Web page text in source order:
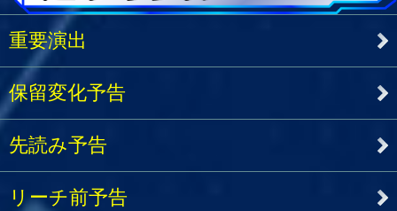
重要演出
保留変化予告
先読み予告
リーチ前予告